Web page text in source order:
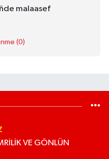
malaasef
(0)
VE GÖNLÜN